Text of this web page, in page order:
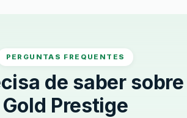
PERGUNTAS FREQUENTES
de saber
Gold Prestige